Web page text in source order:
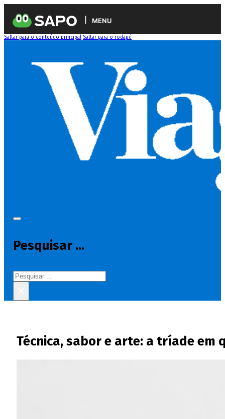
MENU
Saltar para o conteúdo principal Saltar para o rodapé
Pesquisar ...
Pesquisar
Técnica, sabor e arte: a tríade em